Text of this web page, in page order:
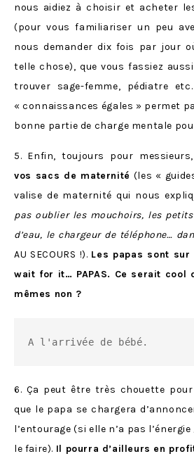
nous aidiez à choisir et acheter
(pour vous familiariser un peu
nous demander dix fois par jour
telle chose), que vous fassiez
trouver sage-femme, pédiatre
« connaissances égales » permet
bonne partie de charge mentale
5. Enfin, toujours pour messieurs,
vos sacs de maternité (les «
valise de maternité qui nous
pas oublier les mouchoirs, les
d’eau, le chargeur de téléphone…
AU SECOURS !). Les papas sont
wait for it… PAPAS. Ce serait cool
mêmes non ?
A l'arrivée de bébé.
6. Ça peut être très chouette
que le papa se chargera
l’entourage (si elle n’a pas
le faire). Il pourra d’ailleurs en